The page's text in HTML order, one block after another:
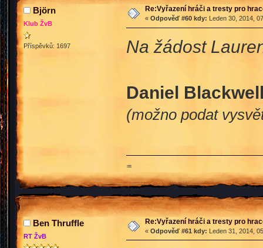
Björn
Klub ŽvB
Příspěvků: 1697
Re:Vyřazení hráči a tresty pro
« Odpověď #60 kdy: Leden 30, 2014,
Na žádost
Daniel
(možno podat
♒
Ben Thruffle
RT ŽvB
Re:Vyřazení hráči a tresty pro
« Odpověď #61 kdy: Leden 31, 2014,